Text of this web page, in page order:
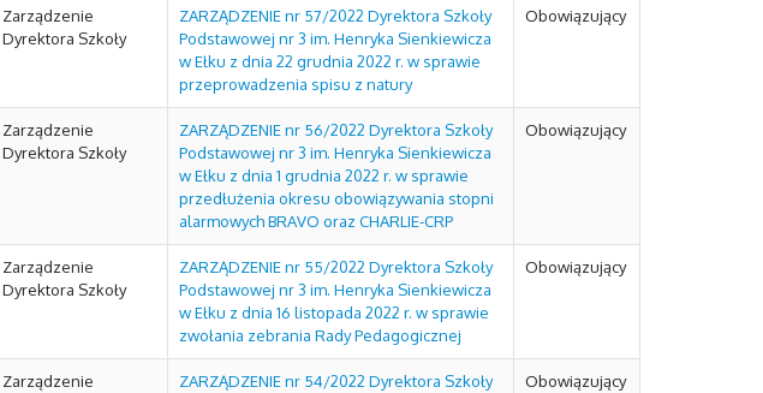
Zarządzenie
Dyrektora Szkoły
ZARZĄDZENIE nr 57/2022 Dyrektora Szkoły
Podstawowej nr 3 im. Henryka Sienkiewicza
w Ełku z dnia 22 grudnia 2022 r. w sprawie
przeprowadzenia spisu z natury
Obowiązujący
Zarządzenie
Dyrektora Szkoły
ZARZĄDZENIE nr 56/2022 Dyrektora Szkoły
Podstawowej nr 3 im. Henryka Sienkiewicza
w Ełku z dnia 1 grudnia 2022 r. w sprawie
przedłużenia okresu obowiązywania stopni
alarmowych BRAVO oraz CHARLIE-CRP
Obowiązujący
Zarządzenie
Dyrektora Szkoły
ZARZĄDZENIE nr 55/2022 Dyrektora Szkoły
Podstawowej nr 3 im. Henryka Sienkiewicza
w Ełku z dnia 16 listopada 2022 r. w sprawie
zwołania zebrania Rady Pedagogicznej
Obowiązujący
Zarządzenie
ZARZĄDZENIE nr 54/2022 Dyrektora Szkoły
Obowiązujący